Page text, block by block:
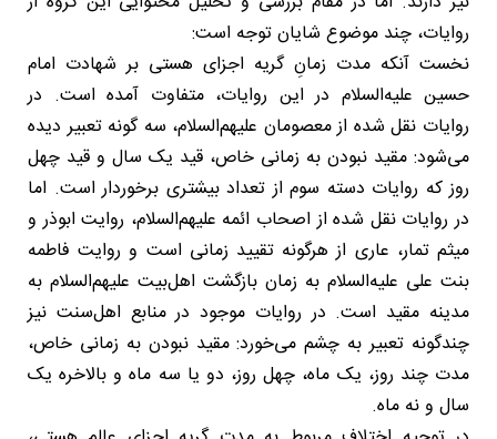
روایات، چند موضوع شایان توجه است:
نخست آنکه مدت زمانِ گریه اجزای هستی بر شهادت امام
حسین علیه‌السلام در این روایات، متفاوت آمده است. در
روایات نقل شده از معصومان علیهم‌السلام، سه گونه تعبیر دیده
می‌شود: مقید نبودن به زمانی خاص، قید یک سال و قید چهل
روز که روایات دسته سوم از تعداد بیشتری برخوردار است. اما
در روایات نقل شده از اصحاب ائمه علیهم‌السلام، روایت ابوذر و
میثم تمار، عاری از هرگونه تقیید زمانی است و روایت فاطمه
بنت علی علیه‌السلام به زمان بازگشت اهل‌بیت علیهم‌السلام به
مدینه مقید است. در روایات موجود در منابع اهل‌سنت نیز
چندگونه تعبیر به چشم می‌خورد: مقید نبودن به زمانی خاص،
مدت چند روز، یک ماه، چهل روز، دو یا سه ماه و بالاخره یک
سال و نه ماه.